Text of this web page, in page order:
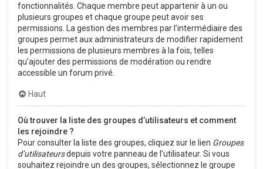
fonctionnalités. Chaque membre peut appartenir à un ou
plusieurs groupes et chaque groupe peut avoir ses
permissions. La gestion des membres par l’intermédiaire des
groupes permet aux administrateurs de modifier rapidement
les permissions de plusieurs membres à la fois, telles
qu’ajouter des permissions de modération ou rendre
accessible un forum privé.
Haut
Où trouver la liste des groupes d’utilisateurs et comment
les rejoindre ?
Pour consulter la liste des groupes, cliquez sur le lien Groupes
d’utilisateursdepuis votre panneau de l’utilisateur. Si vous
souhaitez rejoindre un des groupes, sélectionnez le groupe